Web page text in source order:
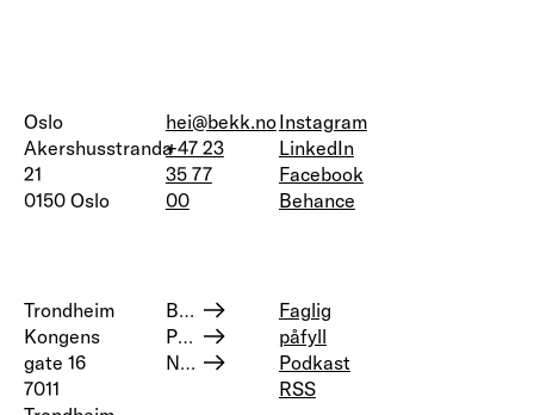
Oslo
Akershusstranda
21
0150 Oslo
Trondheim
Kongens
gate 16
7011
hei@bekk.no
+47 23
35 77
00
Bærekraft og samfunnsansvar
Personvern
Nettstedskart
Instagram
LinkedIn
Facebook
Behance
Faglig
påfyll
Podkast
RSS